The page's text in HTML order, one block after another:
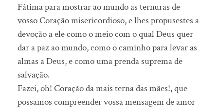
Fátima para mostrar ao mundo as ternuras de
vosso Coração misericordioso, e lhes propusestes a
devoção a ele como o meio com o qual Deus quer
dar a paz ao mundo, como o caminho para levar as
almas a Deus, e como uma prenda suprema de
salvação.
Fazei, oh! Coração da mais terna das mães!, que
possamos compreender vossa mensagem de amor